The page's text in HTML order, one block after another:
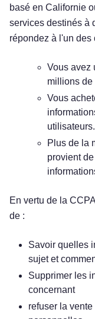
basé en Californie
services destinés à
répondez à l'un des
Vous avez
millions de
Vous
utilisateurs.
Plus de la
provient
En vertu de la
de :
Savoir quelles
sujet et
Supprimer les
concernant
refuser la